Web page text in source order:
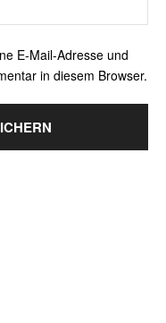
E-Mail-Adresse und
in diesem Browser.